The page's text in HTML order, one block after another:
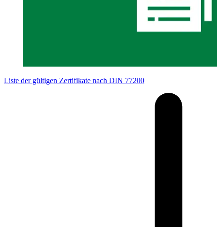
Liste der gültigen Zertifikate nach DIN 77200